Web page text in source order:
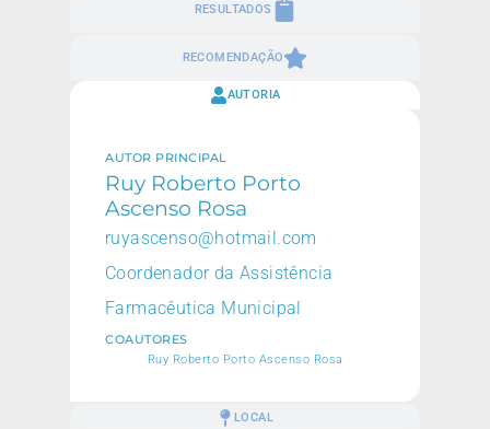
RESULTADOS
RECOMENDAÇÃO
AUTORIA
LOCAL
AUTOR PRINCIPAL
Ruy Roberto Porto
Ascenso Rosa
ruyascenso@hotmail.com
Coordenador da Assistência
Farmacêutica Municipal
COAUTORES
Ruy Roberto Porto Ascenso Rosa